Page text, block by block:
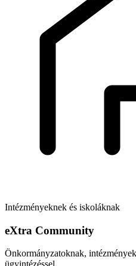
Intézményeknek és iskoláknak
eXtra Community
Önkormányzatoknak,